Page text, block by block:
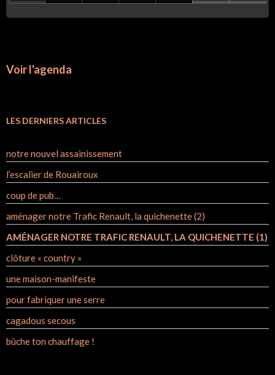
Voir l'agenda
LES DERNIERS ARTICLES
notre nouvel assainissement
l’escalier de Rouairoux
coup de pub…
aménager notre Trafic Renault, la quichenette (2)
AMÉNAGER NOTRE TRAFIC RENAULT, LA QUICHENETTE (1)
clôture « country »
une maison-manifeste
pour fabriquer une serre
cagadous secous
bûche ton chauffage !